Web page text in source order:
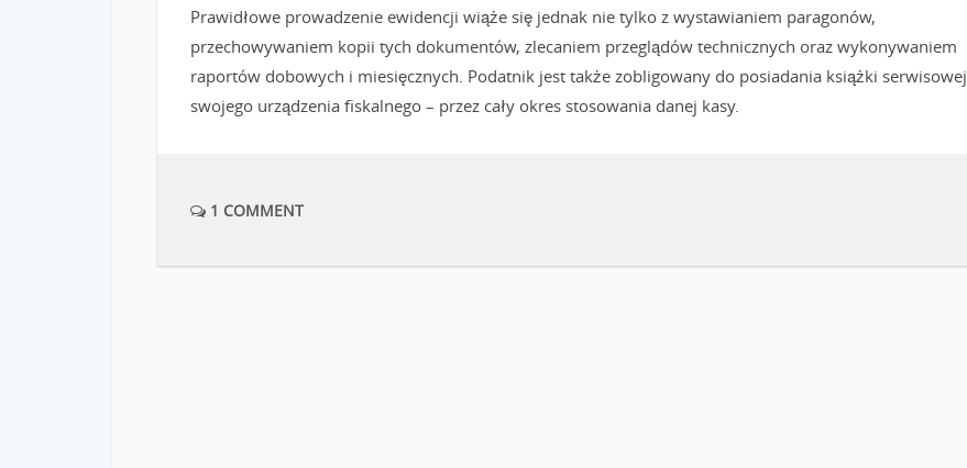
Prawidłowe prowadzenie ewidencji wiąże się jednak nie tylko z wystawianiem paragonów,
przechowywaniem kopii tych dokumentów, zlecaniem przeglądów technicznych oraz wykonywaniem
raportów dobowych i miesięcznych. Podatnik jest także zobligowany do posiadania książki serwisowej
swojego urządzenia fiskalnego – przez cały okres stosowania danej kasy.
1 COMMENT